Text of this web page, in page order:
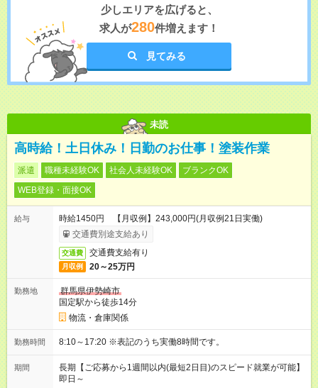
少しエリアを広げると、
求人が280件増えます！
見てみる
未読
高時給！土日休み！日勤のお仕事！塗装作業
派遣 職種未経験OK 社会人未経験OK
ブランクOK
WEB登録・面接OK
給与
時給1450円 【月収例】243,000円(月収例21日実働)
交通費別途支給あり
交通費 交通費支給有り
月収例 20～25万円
勤務地
群馬県伊勢崎市
国定駅から徒歩14分
物流・倉庫関係
勤務時間 8:10～17:20 ※表記のうち実働8時間です。
期間
長期【ご応募から1週間以内(最短2日目)のスピード就業が可能】
即日～